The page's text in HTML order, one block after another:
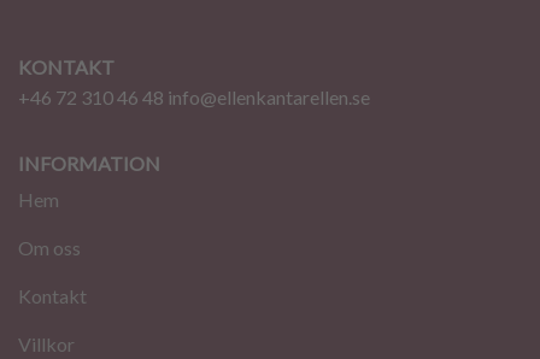
KONTAKT
+46 72 310 46 48 info@ellenkantarellen.se
INFORMATION
Hem
Om oss
Kontakt
Villkor